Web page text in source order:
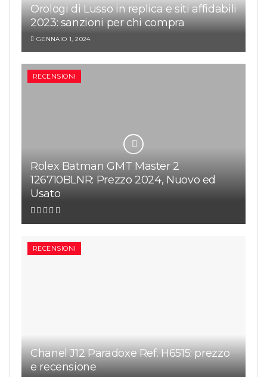
Orologi di Lusso in replica e siti affidabili
2023: sanzioni per chi compra
GENNAIO 1, 2024
RECENSIONI
Rolex Batman GMT Master 2
126710BLNR: Prezzo 2024, Nuovo ed
Usato
RECENSIONI
Chanel J12 Paradoxe Ref. H6515: prezzo
e recensione